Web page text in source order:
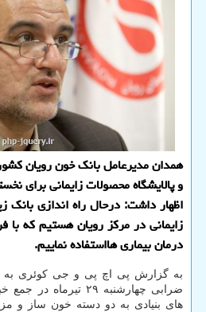
همدان مدیرعامل بانک خون رویان
و پالایشگاه محصولات زایمانی برای
اظهار داشت: درحال راه اندازی بانک
زایمانی در مرکز رویان هستیم که با
درمان بیماری هااستفاده نماییم.
به گزارش پی اچ پی و جی کوئری به
ضرابی چهارشنبه ۲۹
های بنیادی به دو دسته خون ساز و